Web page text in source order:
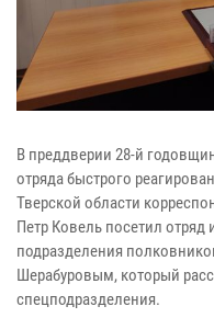
В преддверии 28-й
отряда быстрого
Тверской области
Петр Ковель посетил
подразделения
Шерабуровым, который
спецподразделения.